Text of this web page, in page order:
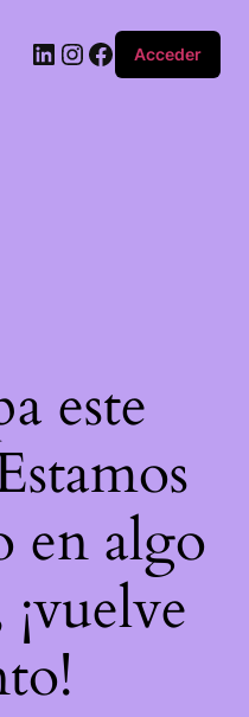
Acceder
este
en algo